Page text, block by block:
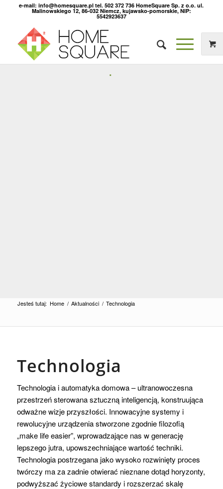
e-mail: info@homesquare.pl tel. 502 372 736 HomeSquare Sp. z o.o. ul.
Malinowskiego 12, 86-032 Niemcz, kujawsko-pomorskie, NIP:
5542923637
Jesteś tutaj: Home / Aktualności / Technologia
Technologia
Technologia i automatyka domowa – ultranowoczesna
przestrzeń sterowana sztuczną inteligencją, konstruująca
odważne wizje przyszłości. Innowacyjne systemy i
rewolucyjne urządzenia stworzone zgodnie filozofią
„make life easier”, wprowadzające nas w generację
lepszego jutra, upowszechniające wartość techniki.
Technologia postrzegana jako wysoko rozwinięty proces
twórczy ma za zadnie otwierać nieznane dotąd horyzonty,
podwyższać życiowe standardy i rozszerzać skalę